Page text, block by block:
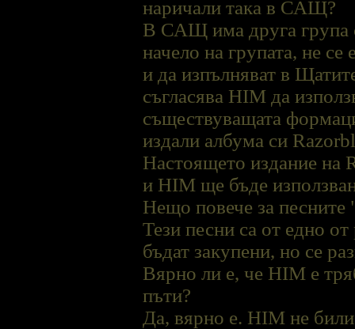
наричали така в САЩ?
В САЩ има друга група
начело на групата, не
и да изпълняват в
съгласява HIM да
съществуващата
издали албума си
Настоящето издание на
и HIM ще бъде
Нещо повече за
Тези песни са от едно
бъдат закупени, но се
Вярно ли е, че HIM е
пъти?
Да, вярно е. HIM не